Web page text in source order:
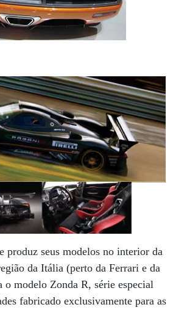
produz seus modelos no interior da
da Itália (perto da Ferrari e da
o modelo Zonda R, série especial
fabricado exclusivamente para as